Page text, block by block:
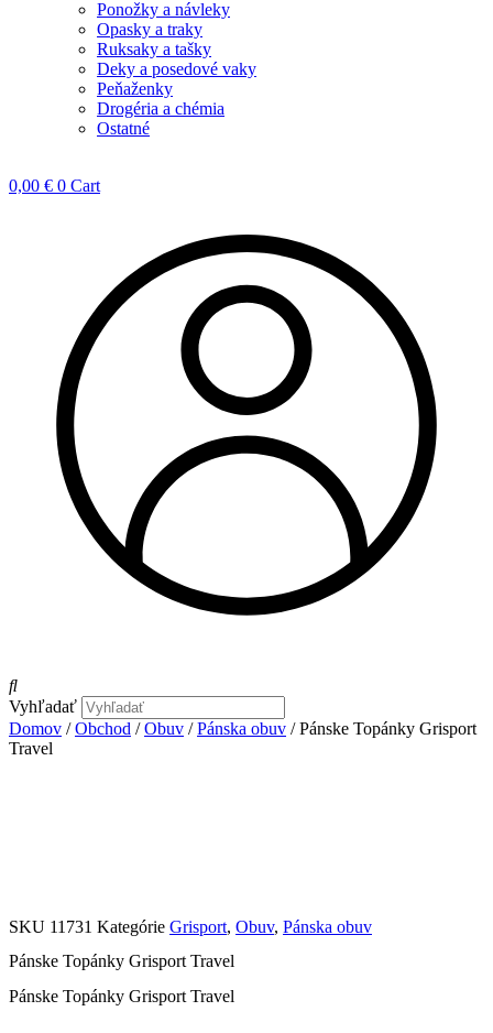
Ponožky a návleky
Opasky a traky
Ruksaky a tašky
Deky a posedové vaky
Peňaženky
Drogéria a chémia
Ostatné
0,00 € 0 Cart
Vyhľadať
Domov /Obchod /Obuv /Pánska obuv / Pánske Topánky Grisport
Travel
SKU 11731 Kategórie Grisport, Obuv, Pánska obuv
Pánske Topánky Grisport Travel
Pánske Topánky Grisport Travel